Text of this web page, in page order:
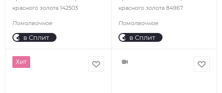
красного золота 142503
Помолвочное
в Сплит
красного золота 84967
Помолвочное
в Сплит
Хит